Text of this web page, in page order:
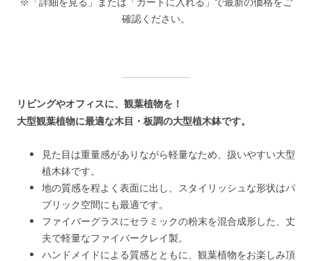
確認ください。
リビングやオフィスに、観葉植物を！
大型観葉植物に最適な木目・板調の大型植木鉢です。
見た目は重量感がありながら軽量なため、扱いやすい大型
植木鉢です。
地の質感を程よく表面に出し、スタイリッシュな形状はパ
ブリック空間にも最適です。
ファイバーグラスにセラミックの粉末を混合成形した、丈
夫で軽量なファイバークレイ製。
ハンドメイドによる質感とともに、観葉植物をお楽しみ頂